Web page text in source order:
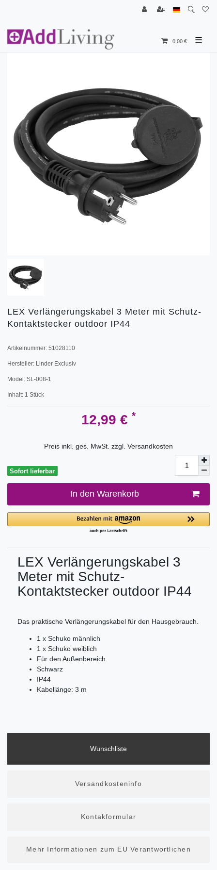
0,00 € ☰
LEX Verlängerungskabel 3 Meter mit Schutz-
Kontaktstecker outdoor IP44
Artikelnummer: 51028110
Hersteller: Linder Exclusiv
Model: SL-008-1
Inhalt: 1 Stück
12,99 € *
Preis inkl. ges. MwSt. zzgl. Versandkosten
Sofort lieferbar
In den Warenkorb
LEX Verlängerungskabel 3
Meter mit Schutz-
Kontaktstecker outdoor IP44
Das praktische Verlängerungskabel für den Hausgebrauch.
1 x Schuko männlich
1 x Schuko weiblich
Für den Außenbereich
Schwarz
IP44
Kabellänge: 3 m
Wunschliste
Versandkosteninfo
Kontakformular
Mehr Informationen zum EU Verantwortlichen